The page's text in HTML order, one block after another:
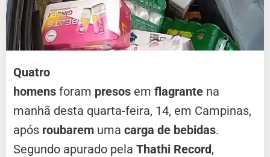
Quatro
homens foram presos em flagrante na
manhã desta quarta-feira, 14, em Campinas,
após roubarem uma carga de bebidas.
Segundo apurado pela Thathi Record,